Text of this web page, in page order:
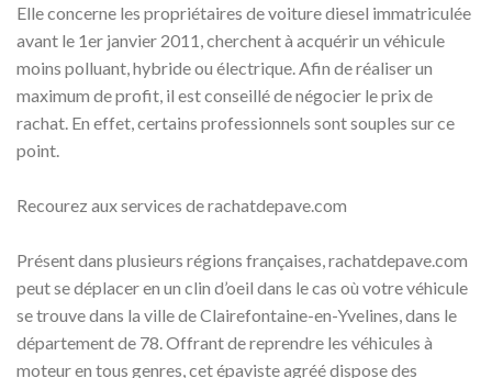
Elle concerne les propriétaires de voiture diesel immatriculée
avant le 1er janvier 2011, cherchent à acquérir un véhicule
moins polluant, hybride ou électrique. Afin de réaliser un
maximum de profit, il est conseillé de négocier le prix de
rachat. En effet, certains professionnels sont souples sur ce
point.
Recourez aux services de rachatdepave.com
Présent dans plusieurs régions françaises, rachatdepave.com
peut se déplacer en un clin d’oeil dans le cas où votre véhicule
se trouve dans la ville de Clairefontaine-en-Yvelines, dans le
département de 78. Offrant de reprendre les véhicules à
moteur en tous genres, cet épaviste agréé dispose des